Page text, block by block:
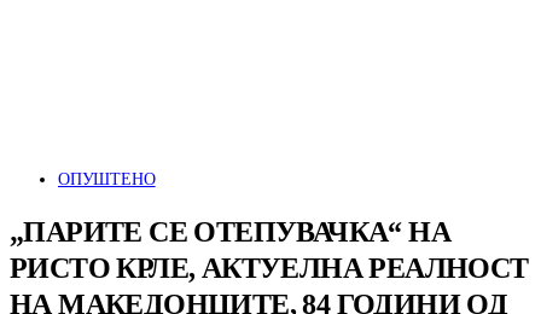
ОПУШТЕНО
„ПАРИТЕ СЕ ОТЕПУВАЧКА“ НА
РИСТО КРЛЕ, АКТУЕЛНА РЕАЛНОСТ
НА МАКЕДОНЦИТЕ, 84 ГОДИНИ ОД